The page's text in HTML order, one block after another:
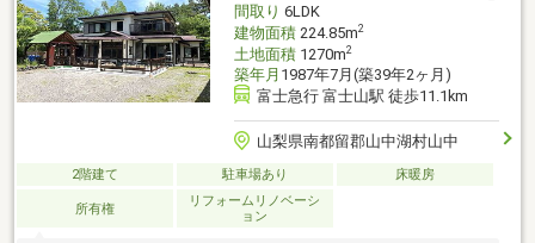
間取り 6LDK
建物面積224.85m2
土地面積1270m2
築年月 1987年7月(築39年2ヶ月)
富士急行 富士山駅 徒歩11.1km
山梨県南都留郡山中湖村山中
2階建て 駐車場あり 床暖房
所有権
リフォームリノベーシ
ョン